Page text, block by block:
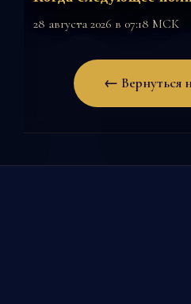
28 августа 2026 в 07:18 МСК
← Вернуться